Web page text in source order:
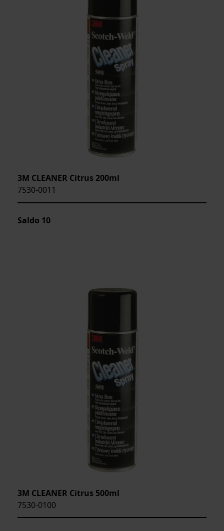
3M CLEANER Citrus 200ml
7530-0011
Saldo 10
3M CLEANER Citrus 500ml
7530-0100